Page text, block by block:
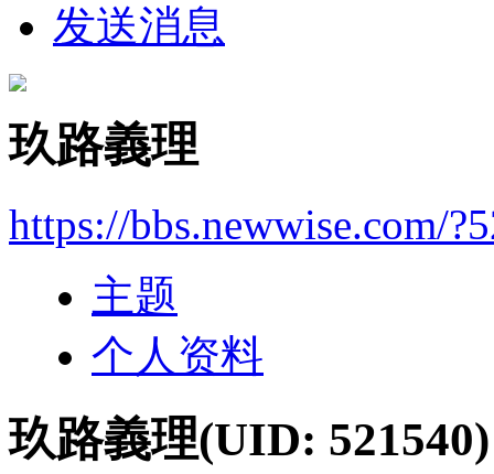
发送消息
玖路義理
https://bbs.newwise.com/
主题
个人资料
玖路義理(UID: 521540)